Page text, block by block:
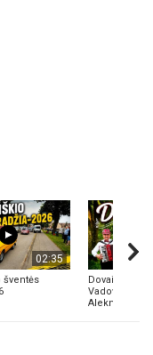
02:35
šventės
Dovainonių
Vadovas
Aleknavičius